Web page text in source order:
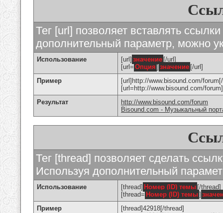
Тег [url] позволяет вставлять
дополнительный параметр, можно
Использование [url] значение [/url]
[url= Опция ] значение [/url]
Пример
[url]http://www.bisound.com/
[url=http://www.bisound.com/
Результат
http://www.bisound.com/forum
Bisound.com - Музыкальный
Тег [thread] позволяет сделать
Используя дополнительный
Использование [thread] Номер (ID) темы [/thread]
[thread= Номер (ID) темы]
Пример
[thread]42918[/thread]